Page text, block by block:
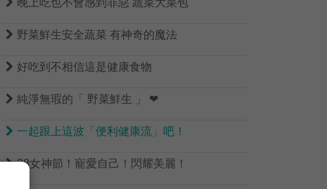
晚上吃也不會感到罪惡 蔬菜大菜包
 野菜鮮生安全蔬菜 有神奇的魔法
 好吃到不相信這是健康食物
 純淨無瑕的「 野菜鮮生 」 ❤
 一起跟上這波「便利健康流」吧！
 38女神節！寵愛自己！閃耀美麗！